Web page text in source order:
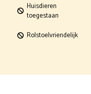
Huisdieren
toegestaan
Rolstoelvriendelijk